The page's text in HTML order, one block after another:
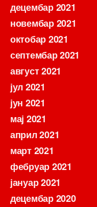
децембар 2021
новембар 2021
октобар 2021
септембар 2021
август 2021
јул 2021
јун 2021
мај 2021
април 2021
март 2021
фебруар 2021
јануар 2021
децембар 2020